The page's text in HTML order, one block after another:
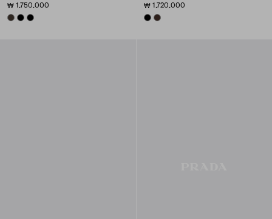
₩ 1.750.000
BURNT BROWN
BLACKBLACK
₩ 1.720.000
BLACKSIENNA